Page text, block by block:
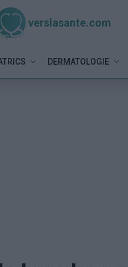
verslasante.com
DERMATOLOGIE